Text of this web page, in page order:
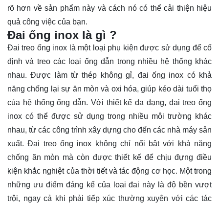
rõ hơn về sản phẩm này và cách nó có thể cải thiện hiệu
quả công việc của bạn.
Đai ống inox là gì ?
Đai treo ống inox là một loại phụ kiện được sử dụng để cố
định và treo các loại ống dẫn trong nhiều hệ thống khác
nhau. Được làm từ thép không gỉ, đai ống inox có khả
năng chống lại sự ăn mòn và oxi hóa, giúp kéo dài tuổi thọ
của hệ thống ống dẫn. Với thiết kế đa dạng, đai treo ống
inox có thể được sử dụng trong nhiều môi trường khác
nhau, từ các công trình xây dựng cho đến các nhà máy sản
xuất. Đai treo ống inox không chỉ nổi bật với khả năng
chống ăn mòn mà còn được thiết kế để chịu đựng điều
kiện khắc nghiệt của thời tiết và tác động cơ học. Một trong
những ưu điểm đáng kể của loại đai này là độ bền vượt
trội, ngay cả khi phải tiếp xúc thường xuyên với các tác